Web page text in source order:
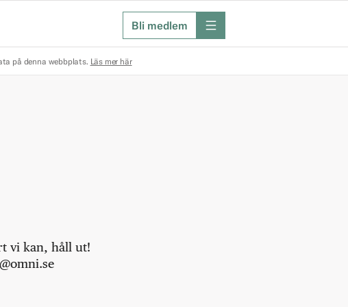
Bli medlem meny
på denna webbplats. Läs mer här
vi kan, håll ut!